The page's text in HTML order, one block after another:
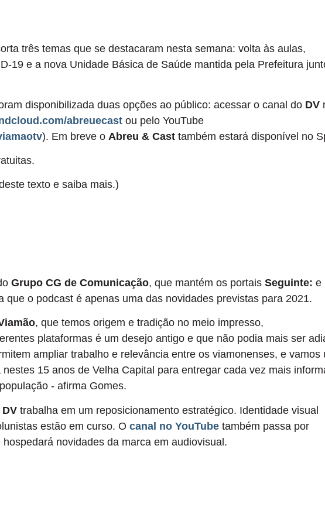
três temas que se destacaram nesta semana: volta às aulas,
19 e a nova Unidade Básica de Saúde mantida pela Prefeitura
disponibilizada duas opções ao público: acessar o canal do DV
abreuecast ou pelo YouTube
). Em breve o Abreu & Cast também estará disponível no
texto e saiba mais.)
Grupo CG de Comunicação, que mantém os portais Seguinte: e
que o podcast é apenas uma das novidades previstas para 2021.
, que temos origem e tradição no meio impresso,
plataformas é um desejo antigo e que não podia mais ser
ampliar trabalho e relevância entre os viamonenses, e vamos
15 anos de Velha Capital para entregar cada vez mais
- afirma Gomes.
DV trabalha em um reposicionamento estratégico. Identidade visual
estão em curso. O canal no YouTube também passa por
novidades da marca em audiovisual.